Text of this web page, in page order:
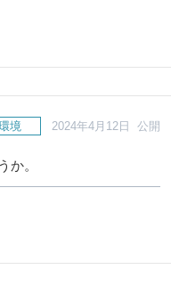
境 2024年4月12日 公開
か。